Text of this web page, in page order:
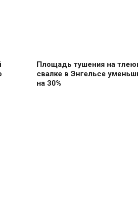
Площадь тушения на
свалке в Энгельсе
на 30%